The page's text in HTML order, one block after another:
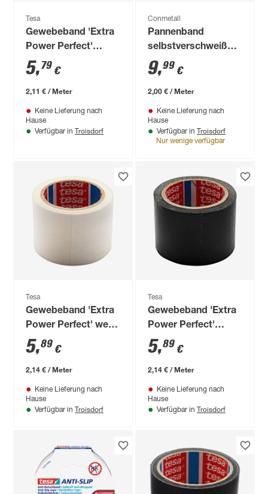
Tesa
Gewebeband 'Extra
Power Perfect'
braun 2,75 m
5,79 €
2,11 € / Meter
Keine Lieferung nach
Hause
Verfügbar in Troisdorf
Conmetall
Pannenband
selbstverschweißend
5 m
9,99 €
2,00 € / Meter
Keine Lieferung nach
Hause
Verfügbar in Troisdorf
Nur wenige verfügbar
Tesa
Gewebeband 'Extra
Power Perfect' weiß
2,75 m
5,89 €
2,14 € / Meter
Keine Lieferung nach
Hause
Verfügbar in Troisdorf
Tesa
Gewebeband 'Extra
Power Perfect'
schwarz 2,75 m
5,89 €
2,14 € / Meter
Keine Lieferung nach
Hause
Verfügbar in Troisdorf